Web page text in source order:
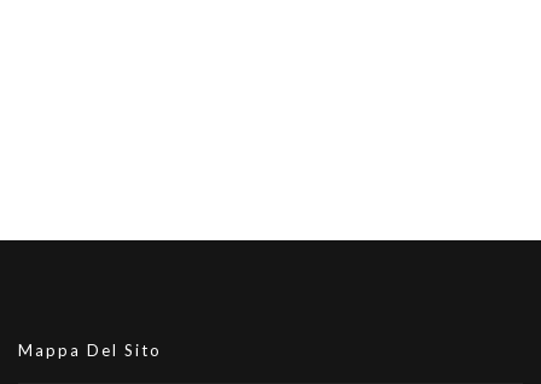
Mappa Del Sito